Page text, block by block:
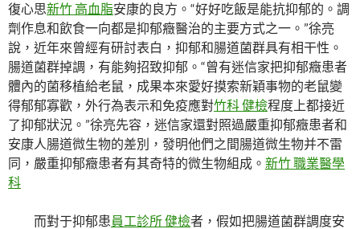
復心思新竹 高血脂安康的良方。“好好吃飯是能抗抑郁的。調
劑作息和飲食一向都是抑郁癥醫治的主要方式之一。”徐亮
說，近年來曾經有研討表白，抑郁和腸道菌群具有相干性。
腸道菌群掉調，有能夠招致抑郁。“曾有迷信家把抑郁癥患者
體內的菌移植給老鼠，成果本來愛好摸索新穎事物的老鼠變
得郁郁寡歡，外行為表示和免疫應對竹科 健檢程度上都接近
了抑郁狀況。”徐亮先容，迷信家還對照過嚴重抑郁癥患者和
安康人腸道微生物的差別，發明他們之間腸道微生物并不雷
同，嚴重抑郁癥患者有其奇特的微生物組成。 新竹 職業醫學
科
而對于抑郁患員工診所 健檢者，假如把腸道菌群調度安